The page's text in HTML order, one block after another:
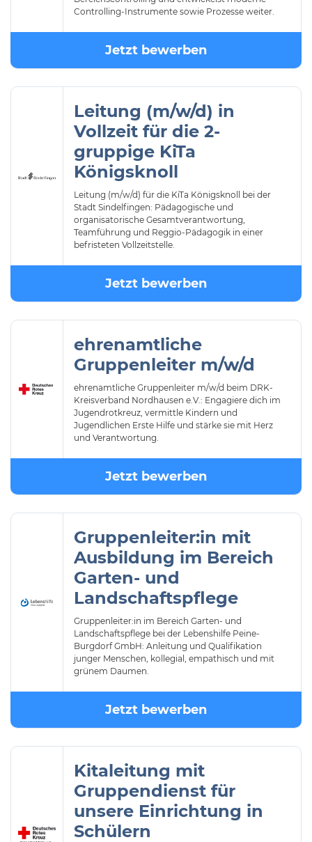
Controlling-Instrumente sowie Prozesse weiter.
Jetzt bewerben
Leitung (m/w/d) in
Vollzeit für die 2-
gruppige KiTa
Königsknoll
Leitung (m/w/d) für die KiTa Königsknoll bei der
Stadt Sindelfingen: Pädagogische und
organisatorische Gesamtverantwortung,
Teamführung und Reggio-Pädagogik in einer
befristeten Vollzeitstelle.
Jetzt bewerben
ehrenamtliche
Gruppenleiter m/w/d
ehrenamtliche Gruppenleiter m/w/d beim DRK-
Kreisverband Nordhausen e.V.: Engagiere dich im
Jugendrotkreuz, vermittle Kindern und
Jugendlichen Erste Hilfe und stärke sie mit Herz
und Verantwortung.
Jetzt bewerben
Gruppenleiter:in mit
Ausbildung im Bereich
Garten- und
Landschaftspflege
Gruppenleiter:in im Bereich Garten- und
Landschaftspflege bei der Lebenshilfe Peine-
Burgdorf GmbH: Anleitung und Qualifikation
junger Menschen, kollegial, empathisch und mit
grünem Daumen.
Jetzt bewerben
Kitaleitung mit
Gruppendienst für
unsere Einrichtung in
Schülern